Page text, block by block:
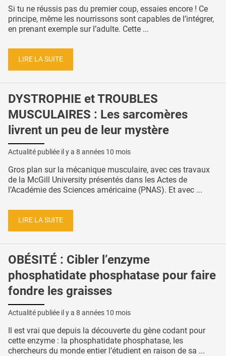
Si tu ne réussis pas du premier coup, essaies encore ! Ce
principe, même les nourrissons sont capables de l’intégrer,
en prenant exemple sur l’adulte. Cette ...
LIRE LA SUITE
DYSTROPHIE et TROUBLES
MUSCULAIRES : Les sarcomères
livrent un peu de leur mystère
Actualité publiée il y a 8 années 10 mois
Gros plan sur la mécanique musculaire, avec ces travaux
de la McGill University présentés dans les Actes de
l’Académie des Sciences américaine (PNAS). Et avec ...
LIRE LA SUITE
OBÉSITÉ : Cibler l’enzyme
phosphatidate phosphatase pour faire
fondre les graisses
Actualité publiée il y a 8 années 10 mois
Il est vrai que depuis la découverte du gène codant pour
cette enzyme : la phosphatidate phosphatase, les
chercheurs du monde entier l’étudient en raison de sa ...